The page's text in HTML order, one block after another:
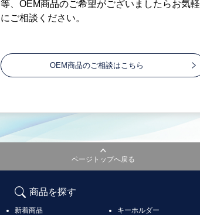
等、OEM商品のご希望がございましたらお気軽
にご相談ください。
OEM商品のご相談はこちら
ページトップへ戻る
商品を探す
新着商品 キーホルダー